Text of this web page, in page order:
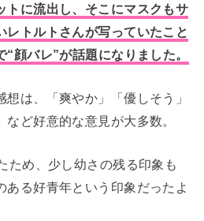
トに流出し、そこにマスクもサ
レトルトさんが写っていたこと
顔バレ”が話題になりました。
は、「爽やか」「優しそう」
など好意的な意見が大多数。
ため、少し幼さの残る印象も
ある好青年という印象だったよ